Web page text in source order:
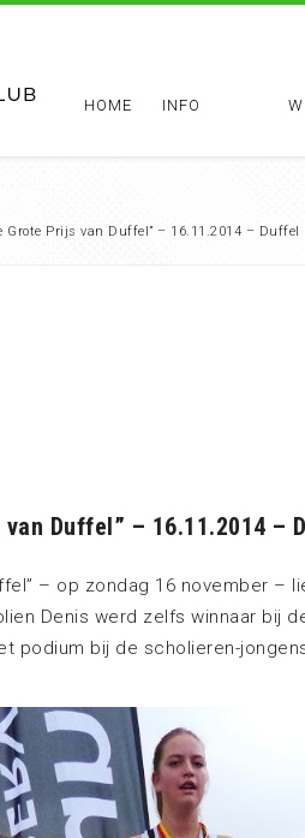
HOME INFO
Grote Prijs van Duffel” – 16.11.2014 – Duffel
Duffel” – 16.11.2014 –
– op zondag 16 november –
Denis werd zelfs winnaar bij
podium bij de scholieren-